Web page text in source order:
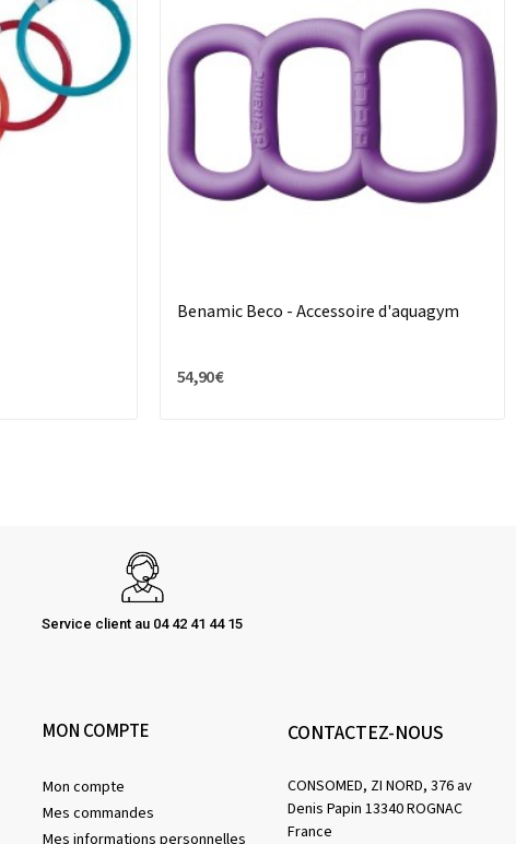
Benamic Beco - Accessoire d'aquagym
54,90 €
Service client au 04 42 41 44 15
MON COMPTE
Mon compte
Mes commandes
CONTACTEZ-NOUS
CONSOMED, ZI NORD, 376 av
Denis Papin 13340 ROGNAC
France